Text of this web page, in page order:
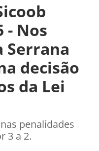
- Nos
Serrana
decisão
da Lei
penalidades
3 a 2.